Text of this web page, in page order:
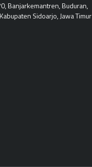
Banjarkemantren, Buduran,
Sidoarjo, Jawa Timur